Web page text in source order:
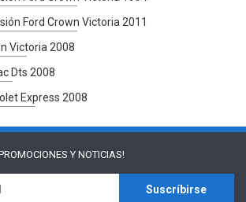
Ford Crown Victoria 2011
Victoria 2008
Dts 2008
Express 2008
Y NOTICIAS!
Suscríbirse